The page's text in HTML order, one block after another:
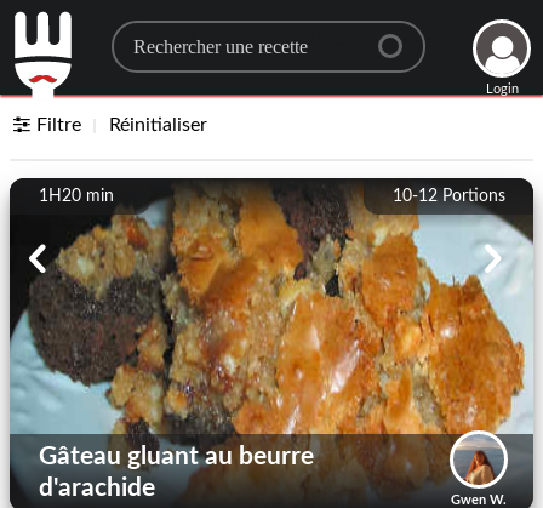
Search for a recipe
Login
Filtre Réinitialiser
10-12 Portions
1H20 min
Gwen W.
Gâteau gluant au beurre
d'arachide